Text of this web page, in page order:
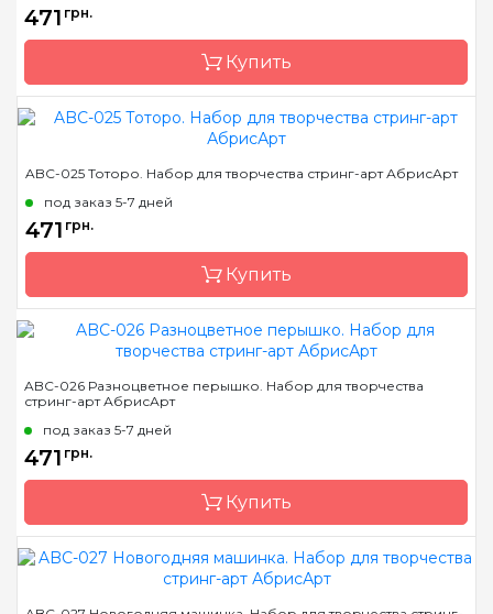
Размер
471 грн.
Купить
Размер
ABC-025 Тоторо. Набор для творчества стринг-арт АбрисАрт
под заказ 5-7 дней
471 грн.
Купить
Страна-производитель
Размер
ABC-026 Разноцветное перышко. Набор для творчества
стринг-арт АбрисАрт
под заказ 5-7 дней
471 грн.
Купить